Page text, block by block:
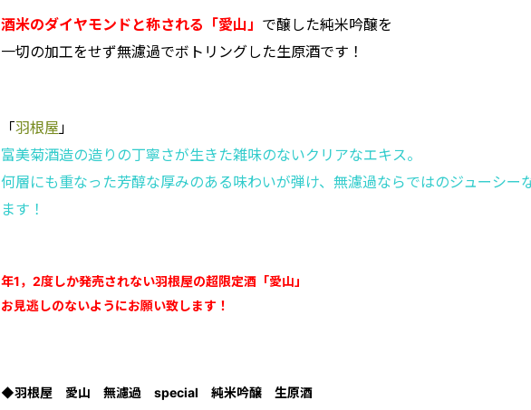
酒米のダイヤモンドと称される「愛山」 で醸した純米吟醸を
一切の加工をせず無濾過でボトリングした生原酒です！
「羽根屋 」
富美菊酒造の造りの丁寧さが生きた雑味のないクリアなエキス。
何層にも重なった芳醇な厚みのある味わいが弾け、無濾過ならではのジューシー
ます！
年1，2度しか発売されない羽根屋の超限定酒「愛山」
お見逃しのないようにお願い致します！
◆羽根屋 愛山 無濾過 special 純米吟醸 生原酒